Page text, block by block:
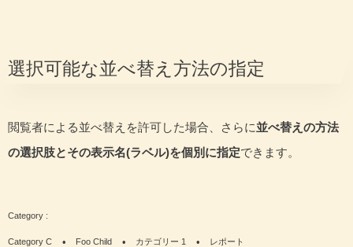
選択可能な並べ替え方法の指定
閲覧者による並べ替えを許可した場合、さらに並べ替えの方法
の選択肢とその表示名(ラベル)を個別に指定できます。
Category C Foo Child カテゴリー 1 レポート